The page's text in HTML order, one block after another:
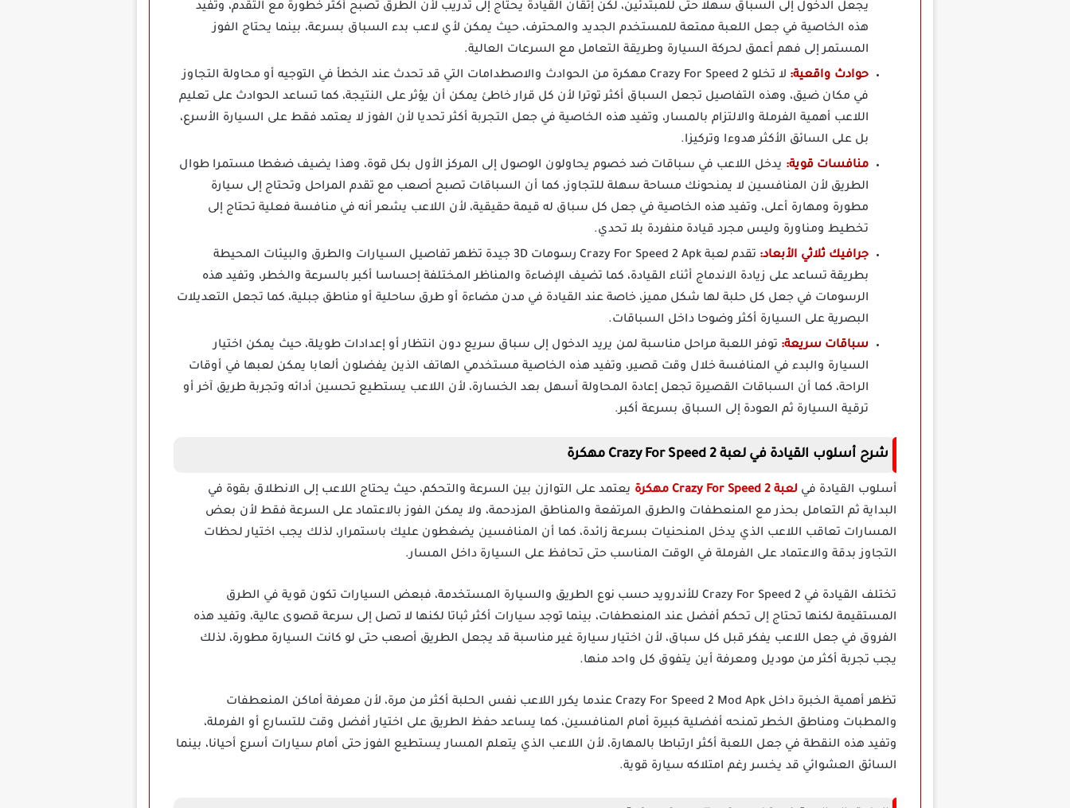
يجعل الدخول إلى السباق سهلا حتى للمبتدئين، لكن إتقان القيادة يحتاج إلى تدريب لأن الطرق تصبح أكثر خطورة مع التقدم، وتفيد
هذه الخاصية في جعل اللعبة ممتعة للمستخدم الجديد والمحترف، حيث يمكن لأي لاعب بدء السباق بسرعة، بينما يحتاج الفوز
المستمر إلى فهم أعمق لحركة السيارة وطريقة التعامل مع السرعات العالية.
حوادث واقعية:
لا تخلو Crazy For Speed 2 مهكرة من الحوادث والاصطدامات التي قد تحدث عند الخطأ في التوجيه أو محاولة التجاوز
في مكان ضيق، وهذه التفاصيل تجعل السباق أكثر توترا لأن كل قرار خاطئ يمكن أن يؤثر على النتيجة، كما تساعد الحوادث على تعليم
اللاعب أهمية الفرملة والالتزام بالمسار، وتفيد هذه الخاصية في جعل التجربة أكثر تحديا لأن الفوز لا يعتمد فقط على السيارة الأسرع،
بل على السائق الأكثر هدوءا وتركيزا.
منافسات قوية: يدخل اللاعب في سباقات ضد خصوم يحاولون الوصول إلى المركز الأول بكل قوة، وهذا يضيف ضغطا مستمرا طوال
الطريق لأن المنافسين لا يمنحونك مساحة سهلة للتجاوز، كما أن السباقات تصبح أصعب مع تقدم المراحل وتحتاج إلى سيارة
مطورة ومهارة أعلى، وتفيد هذه الخاصية في جعل كل سباق له قيمة حقيقية، لأن اللاعب يشعر أنه في منافسة فعلية تحتاج إلى
تخطيط ومناورة وليس مجرد قيادة منفردة بلا تحدي.
جرافيك ثلاثي الأبعاد:
تقدم لعبة Crazy For Speed 2 Apk رسومات 3D جيدة تظهر تفاصيل السيارات والطرق والبيئات المحيطة
بطريقة تساعد على زيادة الاندماج أثناء القيادة، كما تضيف الإضاءة والمناظر المختلفة إحساسا أكبر بالسرعة والخطر، وتفيد هذه
الرسومات في جعل كل حلبة لها شكل مميز، خاصة عند القيادة في مدن مضاءة أو طرق ساحلية أو مناطق جبلية، كما تجعل التعديلات
البصرية على السيارة أكثر وضوحا داخل السباقات.
سباقات سريعة: توفر اللعبة مراحل مناسبة لمن يريد الدخول إلى سباق سريع دون انتظار أو إعدادات طويلة، حيث يمكن اختيار
السيارة والبدء في المنافسة خلال وقت قصير، وتفيد هذه الخاصية مستخدمي الهاتف الذين يفضلون ألعابا يمكن لعبها في أوقات
الراحة، كما أن السباقات القصيرة تجعل إعادة المحاولة أسهل بعد الخسارة، لأن اللاعب يستطيع تحسين أدائه وتجربة طريق آخر أو
ترقية السيارة ثم العودة إلى السباق بسرعة أكبر.
شرح أسلوب القيادة في لعبة Crazy For Speed 2 مهكرة
أسلوب القيادة في لعبة Crazy For Speed 2 مهكرة
يعتمد على التوازن بين السرعة والتحكم، حيث يحتاج اللاعب إلى الانطلاق بقوة في
البداية ثم التعامل بحذر مع المنعطفات والطرق المرتفعة والمناطق المزدحمة، ولا يمكن الفوز بالاعتماد على السرعة فقط لأن بعض
المسارات تعاقب اللاعب الذي يدخل المنحنيات بسرعة زائدة، كما أن المنافسين يضغطون عليك باستمرار، لذلك يجب اختيار لحظات
التجاوز بدقة والاعتماد على الفرملة في الوقت المناسب حتى تحافظ على السيارة داخل المسار.
تختلف القيادة في Crazy For Speed 2 للأندرويد حسب نوع الطريق والسيارة المستخدمة، فبعض السيارات تكون قوية في الطرق
المستقيمة لكنها تحتاج إلى تحكم أفضل عند المنعطفات، بينما توجد سيارات أكثر ثباتا لكنها لا تصل إلى سرعة قصوى عالية، وتفيد هذه
الفروق في جعل اللاعب يفكر قبل كل سباق، لأن اختيار سيارة غير مناسبة قد يجعل الطريق أصعب حتى لو كانت السيارة مطورة، لذلك
يجب تجربة أكثر من موديل ومعرفة أين يتفوق كل واحد منها.
تظهر أهمية الخبرة داخل Crazy For Speed 2 Mod Apk عندما يكرر اللاعب نفس الحلبة أكثر من مرة، لأن معرفة أماكن المنعطفات
والمطبات ومناطق الخطر تمنحه أفضلية كبيرة أمام المنافسين، كما يساعد حفظ الطريق على اختيار أفضل وقت للتسارع أو الفرملة،
وتفيد هذه النقطة في جعل اللعبة أكثر ارتباطا بالمهارة، لأن اللاعب الذي يتعلم المسار يستطيع الفوز حتى أمام سيارات أسرع أحيانا، بينما
السائق العشوائي قد يخسر رغم امتلاكه سيارة قوية.